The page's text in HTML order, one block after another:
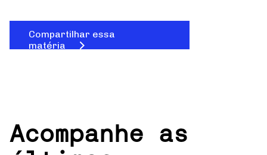
Compartilhar essa
matéria
Acompanhe as